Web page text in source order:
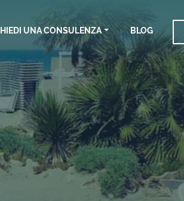
UNA CONSULENZA BLOG